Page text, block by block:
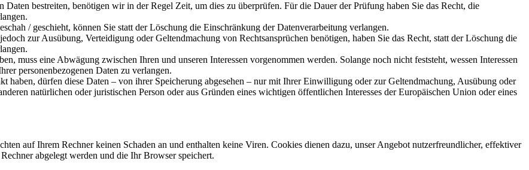
bestreiten, benötigen wir in der Regel Zeit, um dies zu überprüfen. Für die Dauer der Prüfung haben Sie das Recht, die
/ geschieht, können Sie statt der Löschung die Einschränkung der Datenverarbeitung verlangen.
zur Ausübung, Verteidigung oder Geltendmachung von Rechtsansprüchen benötigen, haben Sie das Recht, statt der Löschung die
muss eine Abwägung zwischen Ihren und unseren Interessen vorgenommen werden. Solange noch nicht feststeht, wessen Interessen
personenbezogenen Daten zu verlangen.
haben, dürfen diese Daten – von ihrer Speicherung abgesehen – nur mit Ihrer Einwilligung oder zur Geltendmachung, Ausübung oder
natürlichen oder juristischen Person oder aus Gründen eines wichtigen öffentlichen Interesses der Europäischen Union oder eines
auf Ihrem Rechner keinen Schaden an und enthalten keine Viren. Cookies dienen dazu, unser Angebot nutzerfreundlicher, effektiver
abgelegt werden und die Ihr Browser speichert.